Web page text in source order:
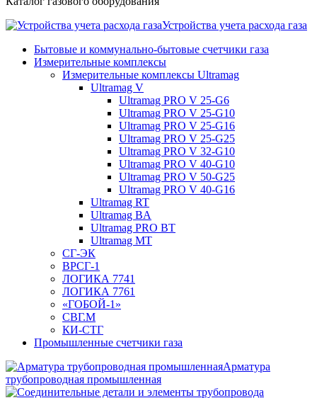
Устройства учета расхода газа
Бытовые и коммунально-бытовые счетчики газа
Измерительные комплексы
Измерительные комплексы Ultramag
Ultramag V
Ultramag PRO V 25-G6
Ultramag PRO V 25-G10
Ultramag PRO V 25-G16
Ultramag PRO V 25-G25
Ultramag PRO V 32-G10
Ultramag PRO V 40-G10
Ultramag PRO V 50-G25
Ultramag PRO V 40-G16
Ultramag RT
Ultramag BA
Ultramag PRO BT
Ultramag MT
СГ-ЭК
ВРСГ-1
ЛОГИКА 7741
ЛОГИКА 7761
«ГОБОЙ-1»
СВГ.М
КИ-СТГ
Промышленные счетчики газа
Арматура
трубопроводная промышленная